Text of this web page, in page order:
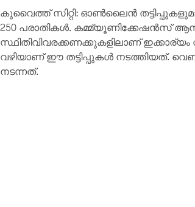
കുവൈത്ത് സിറ്റി: ഓൺലൈൻ
250 പരാതികൾ. കമ്മ്യൂണിക്കേഷൻസ്
സ്ഥിതിവിവരക്കണക്കുകളിലാണ്
വഴിയാണ് ഈ തട്ടിപ്പുകൾ നടത്തിയത്.
നടന്നത്.